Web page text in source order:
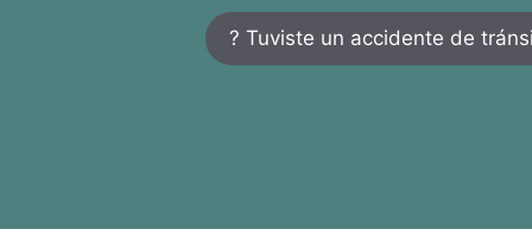
? Tuviste un accidente de